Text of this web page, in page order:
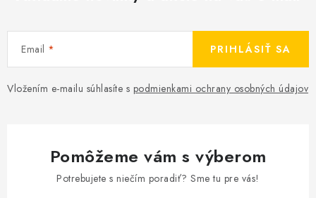
Email
Vložením e-mailu súhlasíte s podmienkami ochrany osobných údajov
PRIHLÁSIŤ SA
Pomôžeme vám s výberom
Potrebujete s niečím poradiť? Sme tu pre vás!